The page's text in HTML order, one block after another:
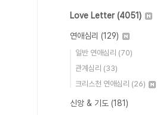
Love Letter (4051)
연애심리 (129)
일반 연애심리 (70)
관계심리 (33)
크리스천 연애심리 (26)
신앙 & 기도 (181)